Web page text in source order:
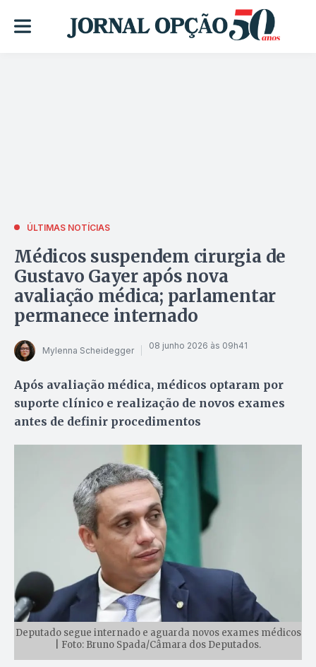
ÚLTIMAS NOTÍCIAS
Médicos suspendem cirurgia de
Gustavo Gayer após nova
avaliação médica; parlamentar
permanece internado
Mylenna Scheidegger 08 junho 2026 às 09h41
Após avaliação médica, médicos optaram por
suporte clínico e realização de novos exames
antes de definir procedimentos
Deputado segue internado e aguarda novos exames médicos
| Foto: Bruno Spada/Câmara dos Deputados.